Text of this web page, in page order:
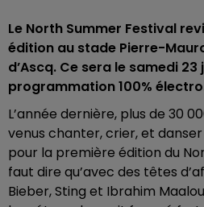
Le North Summer Festival
édition au stade Pierre-
d’Ascq. Ce sera le samedi 23
programmation 100%
L’année dernière, plus de 30
venus chanter, crier, et
pour la première édition du
faut dire qu’avec des têtes
Bieber, Sting et Ibrahim